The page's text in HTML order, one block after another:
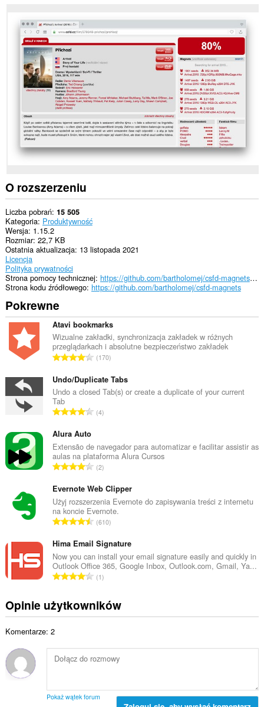
dostęp
Twoich
danych
niektórych
witrynach.
O rozszerzeniu
Liczba pobrań 15 505
Kategoria Produktywność
Wersja 1.15.2
Rozmiar 22,7 KB
Ostatnia aktualizacja 13 listopada 2021
Licencja
Polityka prywatności
Strona pomocy technicznej
https://github.com/bartholomej/csfd-magnets#readme
Strona kodu źródłowego https://github.com/bartholomej/csfd-magnets
Pokrewne
Atavi bookmarks
Wizualne zakładki, synchronizacja zakładek w różnych
przeglądarkach i absolutne bezpieczeństwo zakładek
C
ł
k
w
a
l
c
z
b
a
c
e
n
:
170
Undo/Duplicate Tabs
Undo a closed Tab(s) or create a duplicate of your current
Tab
C
k
o
w
t
a
l
c
z
b
a
c
e
4
Alura Auto
Extensão de navegador para automatizar e facilitar assistir as
aulas na plataforma Alura Cursos
C
ł
k
o
w
t
a
l
z
b
c
:
2
Evernote Web Clipper
Użyj rozszerzenia Evernote do zapisywania treści z internetu
na koncie Evernote.
C
ł
k
o
w
t
a
c
z
o
610
Hima Email Signature
Now you can install your email signature easily and quickly in
Outlook Office 365, Google Inbox, Outlook.com, Gmail, Ya...
C
k
i
t
i
1
Opinie użytkowników
Komentarze: 2
Pokaż wątek forum